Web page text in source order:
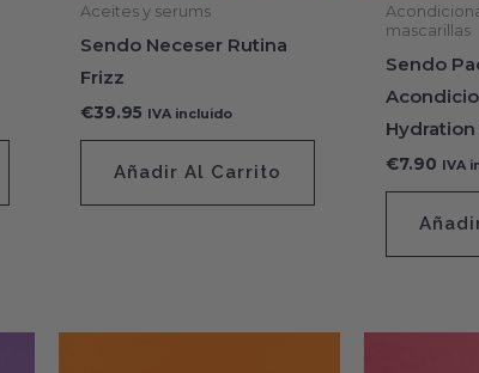
Aceites y serums
Sendo Neceser Rutina
Frizz
€39.95 IVA incluido
Añadir Al Carrito
mascarillas
Sendo
€7.90 IVA